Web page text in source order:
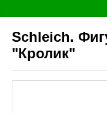
Schleich.
"Кролик"